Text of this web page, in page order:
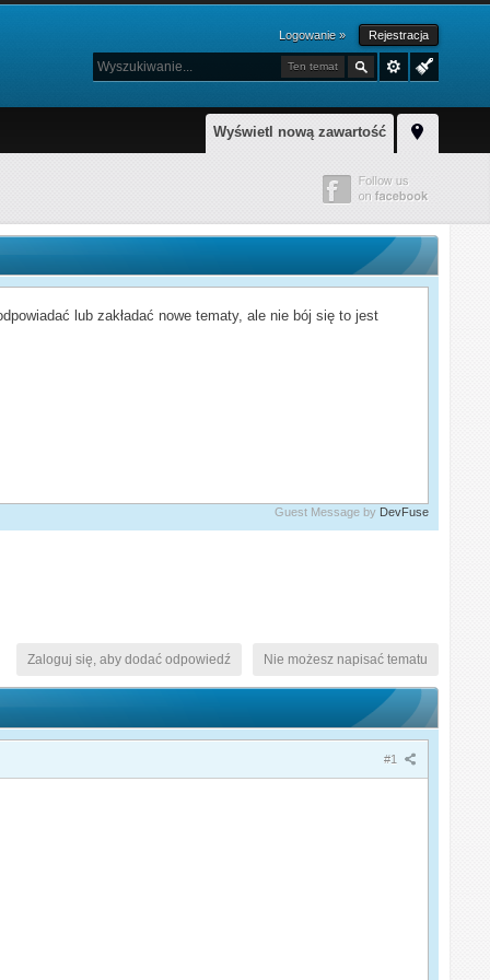
Logowanie » Rejestracja
Ten temat
Wyświetl nową zawartość
lub zakładać nowe tematy, ale nie bój się to jest
Guest Message by DevFuse
Nie możesz napisać tematu
Zaloguj się, aby dodać odpowiedź
#1